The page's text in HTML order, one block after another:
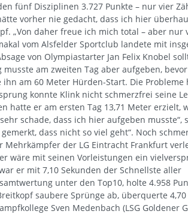
fünf Disziplinen 3.727 Punkte – nur vier
vorher nie gedacht, dass ich hier
„Von daher freue ich mich total – aber nur
vom Alsfelder Sportclub landete mit
von Olympiastarter Jan Felix Knobel
am zweiten Tag aber aufgeben,
am 60 Meter Hürden-Start. Die Probleme
konnte Klink nicht schmerzfrei seine
hatte er am ersten Tag 13,71 Meter erzielt,
schade, dass ich hier aufgeben musste“,
dass nicht so viel geht“. Noch
der LG Eintracht Frankfurt
wäre mit seinen Vorleistungen ein
er mit 7,10 Sekunden der Schnellste aller
unter den Top10, holte 4.958
saubere Sprünge ab, überquerte
Sven Medenbach (LSG Goldener